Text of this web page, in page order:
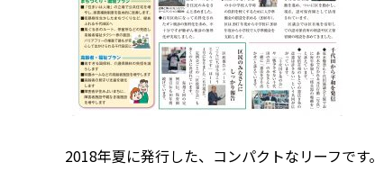
2018年夏に発行した、コンパクトなリーフです。